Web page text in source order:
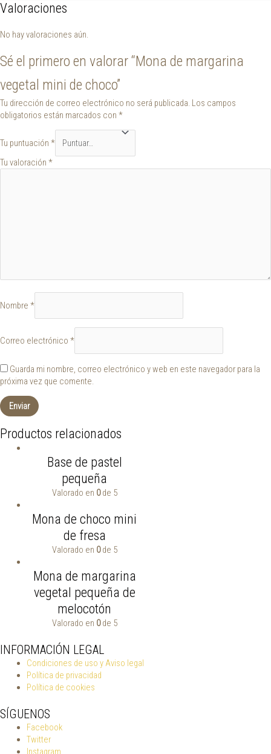
Valoraciones
No hay valoraciones aún.
Sé el primero en valorar “Mona de margarina
vegetal mini de choco”
Tu dirección de correo electrónico no será publicada. Los campos
obligatorios están marcados con *
Tu puntuación *
Tu valoración *
Nombre *
Correo electrónico *
Guarda mi nombre, correo electrónico y web en este navegador para la
próxima vez que comente.
Productos relacionados
Base de pastel
pequeña
Valorado en 0de 5
Mona de choco mini
de fresa
Valorado en 0de 5
Mona de margarina
vegetal pequeña de
melocotón
Valorado en 0de 5
INFORMACIÓN LEGAL
Condiciones de uso y Aviso legal
Política de privacidad
Política de cookies
SÍGUENOS
Facebook
Twitter
Instagram